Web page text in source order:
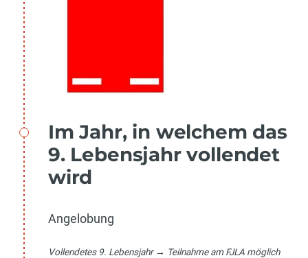
Im Jahr, in welchem das
9. Lebensjahr vollendet
wird
Angelobung
Vollendetes 9. Lebensjahr → Teilnahme am FJLA möglich